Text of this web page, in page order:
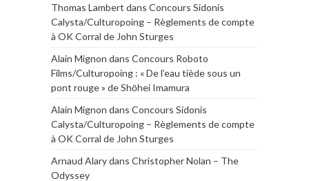
Thomas Lambert dans Concours Sidonis
Calysta/Culturopoing – Règlements de compte
à OK Corral de John Sturges
Alain Mignon dans Concours Roboto
Films/Culturopoing : « De l’eau tiède sous un
pont rouge » de Shōhei Imamura
Alain Mignon dans Concours Sidonis
Calysta/Culturopoing – Règlements de compte
à OK Corral de John Sturges
Arnaud Alarydans Christopher Nolan – The
Odyssey